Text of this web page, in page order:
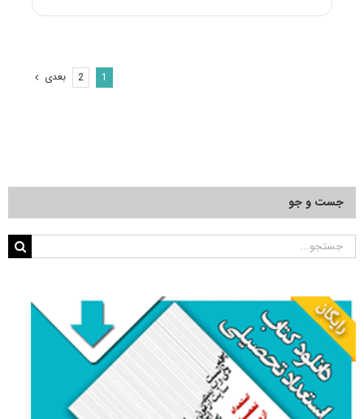
1
2 بعدی
جست و جو
جستجو